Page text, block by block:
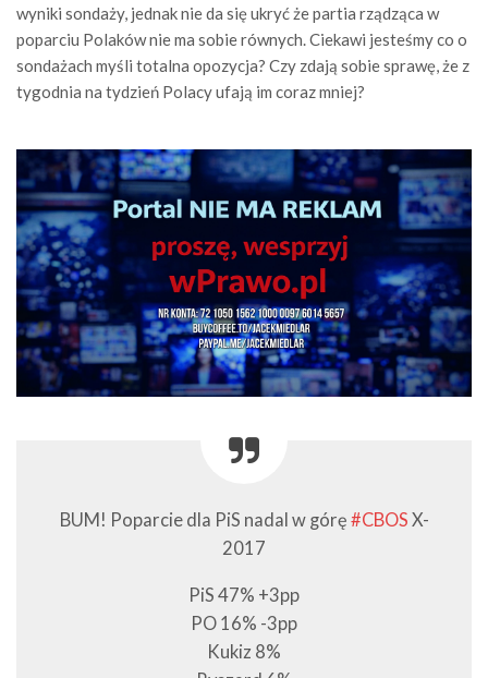
wyniki sondaży, jednak nie da się ukryć że partia rządząca w
poparciu Polaków nie ma sobie równych. Ciekawi jesteśmy co o
sondażach myśli totalna opozycja? Czy zdają sobie sprawę, że z
tygodnia na tydzień Polacy ufają im coraz mniej?
BUM! Poparcie dla PiS nadal w górę #CBOS X-
2017
PiS 47% +3pp
PO 16% -3pp
Kukiz 8%